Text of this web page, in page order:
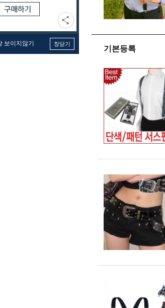
보이지않기 창닫기
기본등록